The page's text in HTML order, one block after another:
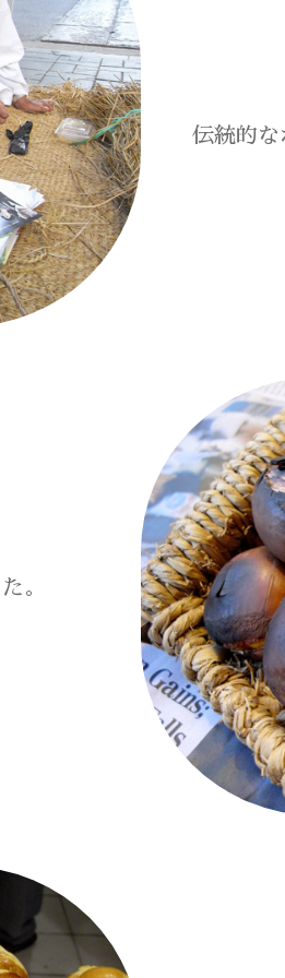
伝統的な
。
ンフォメーション